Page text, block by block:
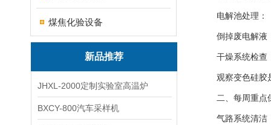
煤焦化验设备
新品推荐
JHXL-2000定制实验室高温炉
BXCY-800汽车采样机
电解池处理：
倒掉废电解液，
干燥系统检查
观察变色硅胶是
二、每周重点
气路系统清洁